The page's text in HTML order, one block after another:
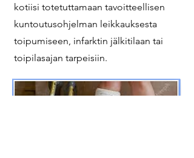
kotiisi totetuttamaan tavoitteellisen
kuntoutusohjelman leikkauksesta
toipumiseen, infarktin jälkitilaan tai
toipilasajan tarpeisiin.